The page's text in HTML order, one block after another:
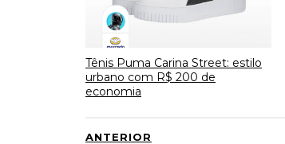
Tênis Puma Carina Street: estilo
urbano com R$ 200 de
economia
ANTERIOR